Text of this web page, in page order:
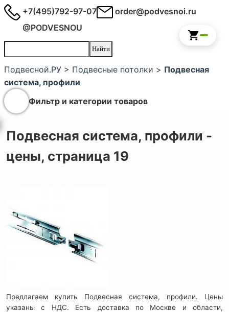
+7(495)792-97-07
order@podvesnoi.ru
@PODVESNOU
Подвесной.РУ > Подвесные потолки > Подвесная
система, профили
Фильтр и категории товаров
Подвесная система, профили -
цены, страница 19
Предлагаем купить Подвесная система, профили. Цены
указаны с НДС. Есть доставка по Москве и области,